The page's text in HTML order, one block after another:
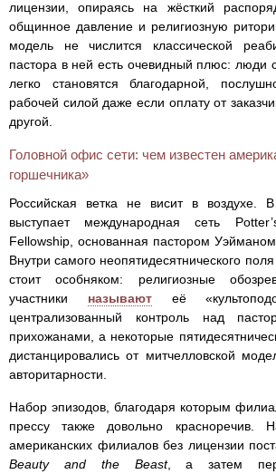
лицензии, опираясь на жёсткий
общинное давление и религиозную
модель не числится классической
пастора в ней есть очевидный плюс:
легко становятся благодарной,
рабочей силой даже если оплату от
другой.
Головной офис сети: чем известен
горшечника»
Российская ветка не висит в воздухе.
выступает международная сеть
Fellowship, основанная пастором
Внутри самого неопятидесятнического
стоит особняком: религиозные
участники называютеё
централизованный контроль над
прихожанами, а некоторые
дистанцировались от митчелловской
авторитарности.
Набор эпизодов, благодаря которым
прессу также довольно красноречив.
американских филиалов без лицензии
Beauty and the Beast, а затем